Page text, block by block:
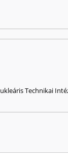
Technikai